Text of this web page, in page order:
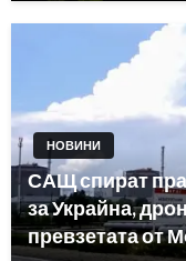
НОВИНИ
САЩ спират
за Украйна,
превзетата от